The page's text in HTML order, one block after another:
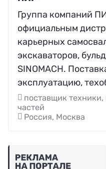
Группа компаний
официальным
карьерных
экскаваторов,
SINOMACH.
эксплуатацию,
поставщик
частей
Россия, Москва